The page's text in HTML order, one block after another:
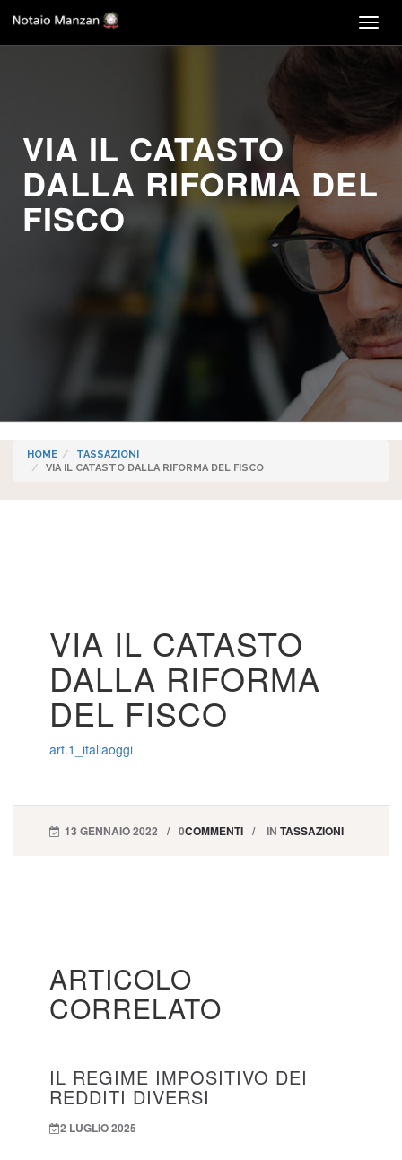
VIA IL CATASTO
DALLA RIFORMA DEL
FISCO
HOME
TASSAZIONI
VIA IL CATASTO DALLA RIFORMA DEL FISCO
VIA IL CATASTO
DALLA RIFORMA
DEL FISCO
art.1_italiaoggi
13 GENNAIO 2022 0COMMENTI IN TASSAZIONI
ARTICOLO
CORRELATO
IL REGIME IMPOSITIVO DEI
REDDITI DIVERSI
2 LUGLIO 2025